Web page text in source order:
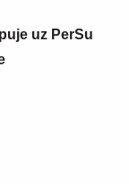
uz PerSu